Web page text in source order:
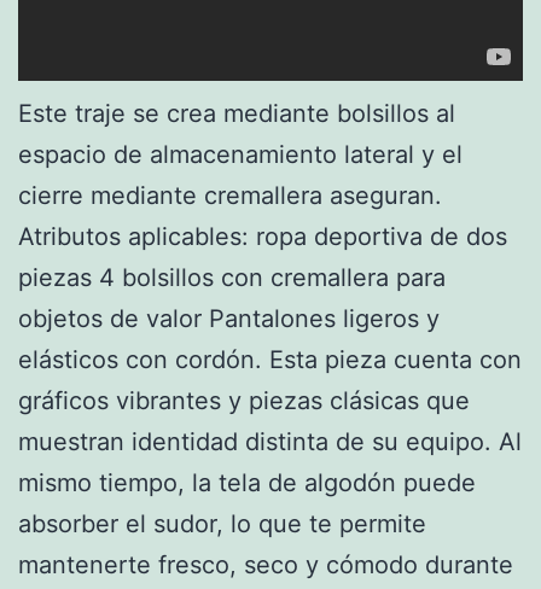
Este traje se crea mediante bolsillos al
espacio de almacenamiento lateral y el
cierre mediante cremallera aseguran.
Atributos aplicables: ropa deportiva de dos
piezas 4 bolsillos con cremallera para
objetos de valor Pantalones ligeros y
elásticos con cordón. Esta pieza cuenta con
gráficos vibrantes y piezas clásicas que
muestran identidad distinta de su equipo. Al
mismo tiempo, la tela de algodón puede
absorber el sudor, lo que te permite
mantenerte fresco, seco y cómodo durante